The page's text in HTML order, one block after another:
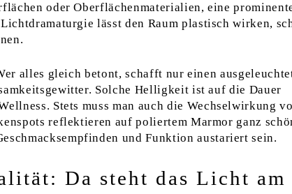
oder Oberflächenmaterialien, eine
lässt den Raum plastisch wirken,
alles gleich betont, schafft nur einen
Solche Helligkeit ist auf die Dauer
Stets muss man auch die Wechselwirkung
reflektieren auf poliertem Marmor ganz
und Funktion austariert sein.
Da steht das Licht am